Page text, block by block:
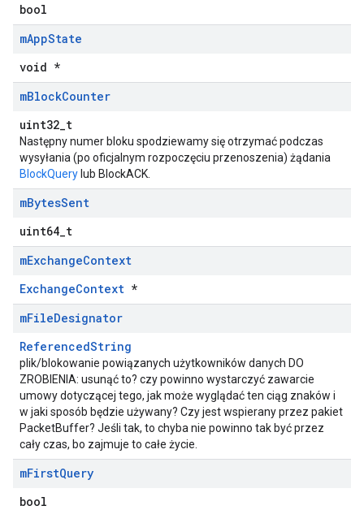
bool
mAppState
void *
mBlockCounter
uint32_t
Następny numer bloku spodziewamy się otrzymać podczas
wysyłania (po oficjalnym rozpoczęciu przenoszenia) żądania
BlockQuery lub BlockACK.
mBytesSent
uint64_t
mExchangeContext
ExchangeContext *
mFileDesignator
ReferencedString
plik/blokowanie powiązanych użytkowników danych DO
ZROBIENIA: usunąć to? czy powinno wystarczyć zawarcie
umowy dotyczącej tego, jak może wyglądać ten ciąg znaków i
w jaki sposób będzie używany? Czy jest wspierany przez pakiet
PacketBuffer? Jeśli tak, to chyba nie powinno tak być przez
cały czas, bo zajmuje to całe życie.
mFirstQuery
bool